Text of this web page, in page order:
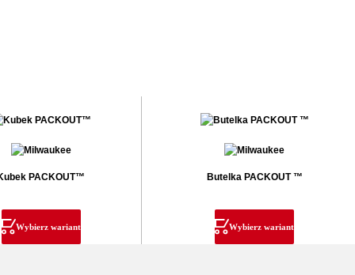
PACKOUT™
Wybierz wariant
Butelka PACKOUT ™
Wybierz wariant